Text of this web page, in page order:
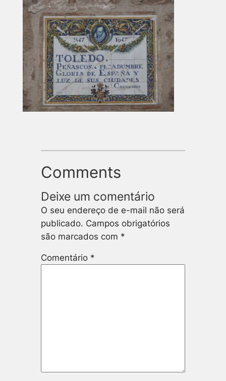
Comments
Deixe um comentário
O seu endereço de e-mail não será
publicado. Campos obrigatórios
são marcados com *
Comentário *